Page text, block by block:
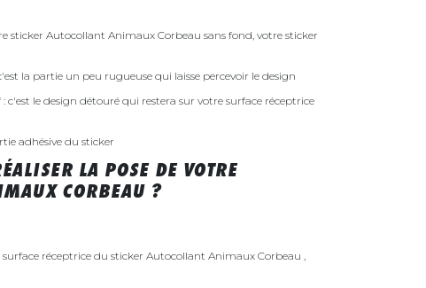
sticker Autocollant Animaux Corbeau sans fond, votre sticker
la partie un peu rugueuse qui laisse percevoir le design
c'est le design détouré qui restera sur votre surface réceptrice
adhésive du sticker
LA POSE DE VOTRE
CORBEAU ?
réceptrice du sticker Autocollant Animaux Corbeau ,